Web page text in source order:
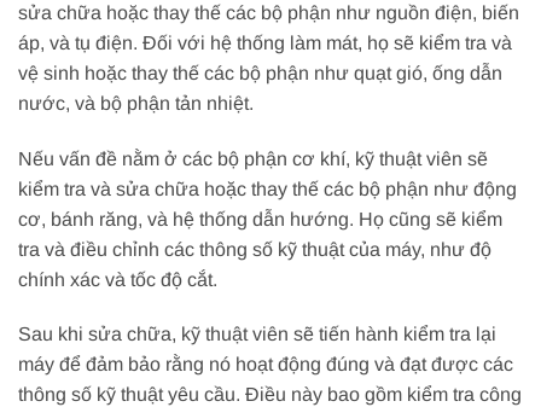
sửa chữa hoặc thay thế các bộ phận như nguồn điện, biến
áp, và tụ điện. Đối với hệ thống làm mát, họ sẽ kiểm tra và
vệ sinh hoặc thay thế các bộ phận như quạt gió, ống dẫn
nước, và bộ phận tản nhiệt.
Nếu vấn đề nằm ở các bộ phận cơ khí, kỹ thuật viên sẽ
kiểm tra và sửa chữa hoặc thay thế các bộ phận như động
cơ, bánh răng, và hệ thống dẫn hướng. Họ cũng sẽ kiểm
tra và điều chỉnh các thông số kỹ thuật của máy, như độ
chính xác và tốc độ cắt.
Sau khi sửa chữa, kỹ thuật viên sẽ tiến hành kiểm tra lại
máy để đảm bảo rằng nó hoạt động đúng và đạt được các
thông số kỹ thuật yêu cầu. Điều này bao gồm kiểm tra công